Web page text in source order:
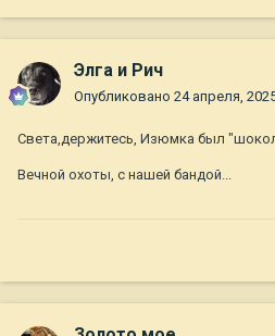
Элга и Рич
Опубликовано 24 апреля,
Света,держитесь, Изюмка был
Вечной охоты, с нашей бандой...